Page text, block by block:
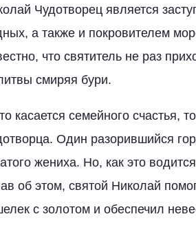
Чудотворец является
а также и покровителем
что святитель не раз
смиряя бури.
касается семейного счастья,
Один разорившийся
жениха. Но, как это
об этом, святой Николай
с золотом и обеспечил